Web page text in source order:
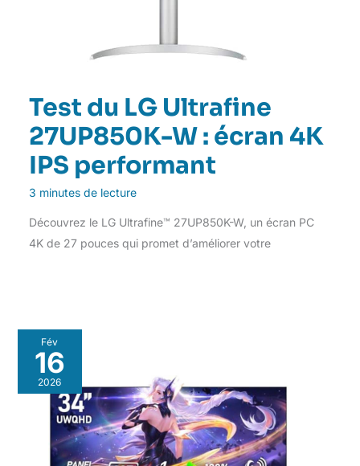
Test du LG Ultrafine
27UP850K-W : écran 4K
IPS performant
3 minutes de lecture
Découvrez le LG Ultrafine™ 27UP850K-W, un écran PC
4K de 27 pouces qui promet d’améliorer votre
Fév
16
2026